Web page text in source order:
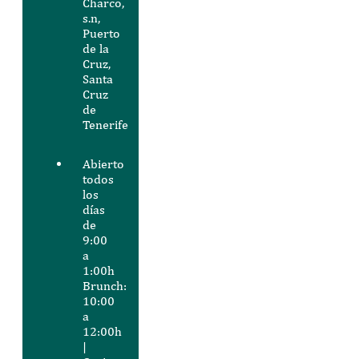
s.n,
Puerto
de la
Cruz,
Santa
Cruz
de
Tenerife
Abierto
todos
los
días
de
9:00
a
1:00h
Brunch:
10:00
a
12:00h
|